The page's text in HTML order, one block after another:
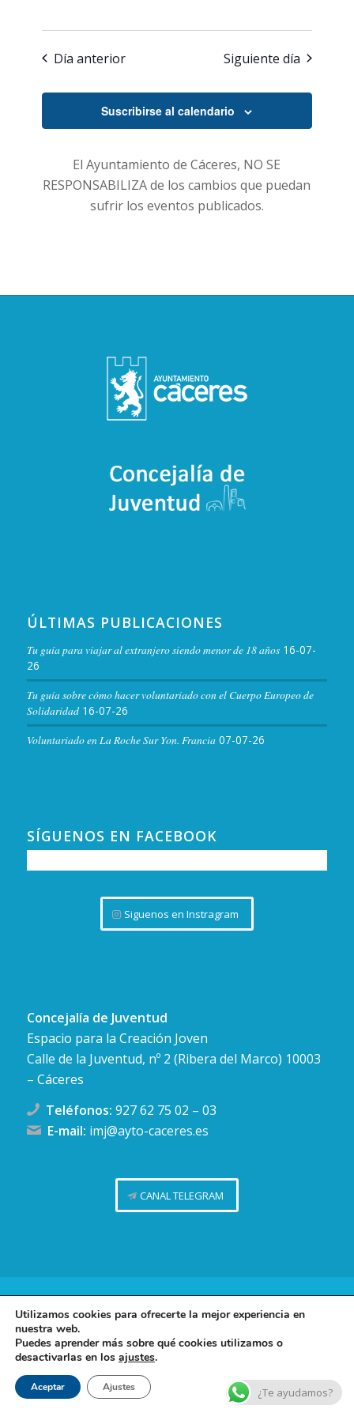
Día anterior Siguiente día
Suscribirse al calendario
El Ayuntamiento de Cáceres, NO SE
RESPONSABILIZA de los cambios que puedan
sufrir los eventos publicados.
ÚLTIMAS PUBLICACIONES
Tu guía para viajar al extranjero siendo menor de 18 años 16-07-
26
Tu guía sobre cómo hacer voluntariado con el Cuerpo Europeo de
Solidaridad 16-07-26
Voluntariado en La Roche Sur Yon. Francia 07-07-26
SÍGUENOS EN FACEBOOK
Siguenos en Instragram
Concejalía de Juventud
Espacio para la Creación Joven
Calle de la Juventud, nº 2 (Ribera del Marco) 10003
– Cáceres
Teléfonos: 927 62 75 02 – 03
E-mail: imj@ayto-caceres.es
CANAL TELEGRAM
Concejalía de Juventud (Ayuntamiento de Cáceres)
Facebook
TwitterTelegram
Política de privacidad
Política de cookies
Contacto
Utilizamos cookies para ofrecerte la mejor experiencia en
nuestra web.
Puedes aprender más sobre qué cookies utilizamos o
desactivarlas en los ajustes.
Aceptar Ajustes ¿Te ayudamos?